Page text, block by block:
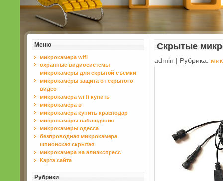
Меню
микрокамера wifi
охранные видиосистемы
микрокамеры для скрытой съемки
микрокамеры защита от скрытого
видео
микрокамера wi fi купить
микрокамера в
микрокамера купить краснодар
микрокамеры наблюдения
микрокамеры одесса
безпроводная микрокамера
шпионская скрытая
микрокамера на алиэкспресс
Карта сайта
Рубрики
Скрытые
admin | Рубрика: